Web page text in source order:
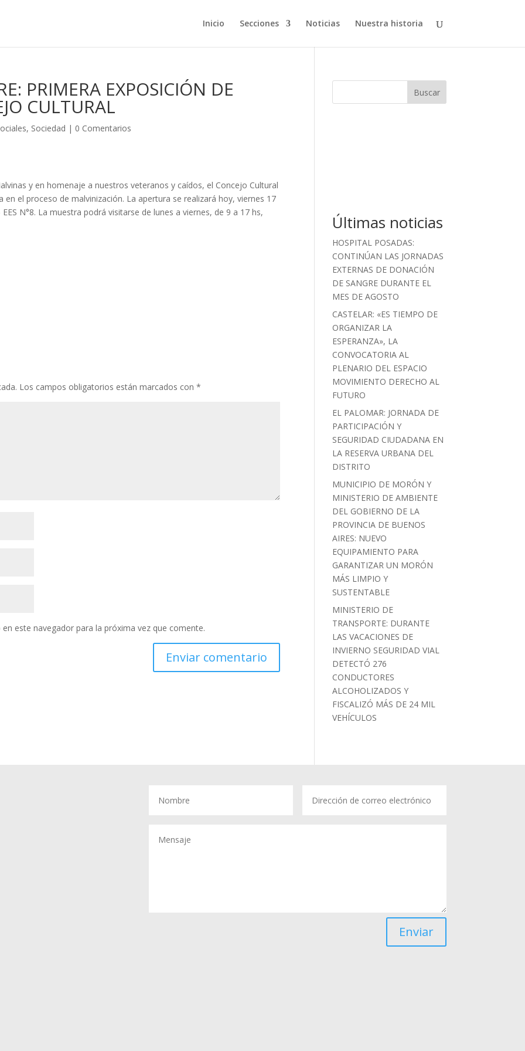
Inicio Secciones Noticias Nuestra historia
PRIMERA EXPOSICIÓN DE
CULTURAL
, Sociedad | 0 Comentarios
y en homenaje a nuestros veteranos y caídos, el Concejo Cultural
el proceso de malvinización. La apertura se realizará hoy, viernes 17
N°8. La muestra podrá visitarse de lunes a viernes, de 9 a 17 hs,
Los campos obligatorios están marcados con*
este navegador para la próxima vez que comente.
Buscar
Últimas noticias
HOSPITAL POSADAS:
CONTINÚAN LAS JORNADAS
EXTERNAS DE DONACIÓN
DE SANGRE DURANTE EL
MES DE AGOSTO
CASTELAR: «ES TIEMPO DE
ORGANIZAR LA
ESPERANZA», LA
CONVOCATORIA AL
PLENARIO DEL ESPACIO
MOVIMIENTO DERECHO AL
FUTURO
EL PALOMAR: JORNADA DE
PARTICIPACIÓN Y
SEGURIDAD CIUDADANA EN
LA RESERVA URBANA DEL
DISTRITO
MUNICIPIO DE MORÓN Y
MINISTERIO DE AMBIENTE
DEL GOBIERNO DE LA
PROVINCIA DE BUENOS
AIRES: NUEVO
EQUIPAMIENTO PARA
GARANTIZAR UN MORÓN
MÁS LIMPIO Y
SUSTENTABLE
MINISTERIO DE
TRANSPORTE: DURANTE
LAS VACACIONES DE
INVIERNO SEGURIDAD VIAL
DETECTÓ 276
CONDUCTORES
ALCOHOLIZADOS Y
FISCALIZÓ MÁS DE 24 MIL
VEHÍCULOS
Enviar